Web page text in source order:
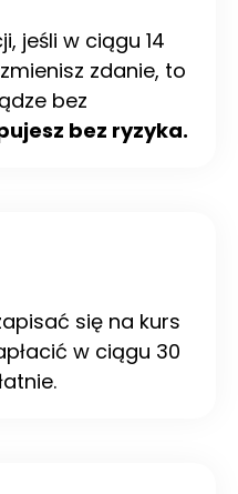
jeśli w ciągu 14
zdanie, to
bez
bez ryzyka.
się na kurs
w ciągu 30